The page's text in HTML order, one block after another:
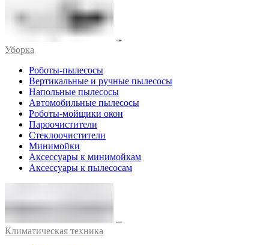
Уборка
Роботы-пылесосы
Вертикальные и ручные пылесосы
Напольные пылесосы
Автомобильные пылесосы
Роботы-мойщики окон
Пароочистители
Стеклоочистители
Минимойки
Аксессуары к минимойкам
Аксессуары к пылесосам
Климатическая техника